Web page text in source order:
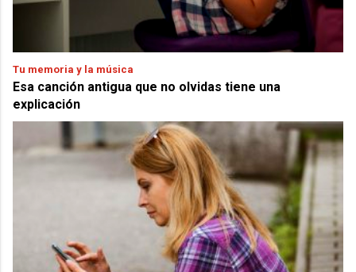
Tu memoria y la música
Esa canción antigua que no olvidas tiene una
explicación